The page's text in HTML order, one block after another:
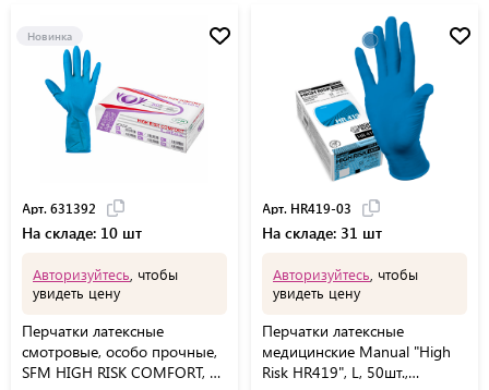
прочные, картонная коробка
Новинка
Арт. 631392
На складе: 10 шт
Авторизуйтесь , чтобы
увидеть цену
Перчатки латексные
смотровые, особо прочные,
SFM HIGH RISK COMFORT, 25
Арт. HR419-03
На складе: 31 шт
Авторизуйтесь , чтобы
увидеть цену
Перчатки латексные
медицинские Manual "High
Risk HR419", L, 50шт.,